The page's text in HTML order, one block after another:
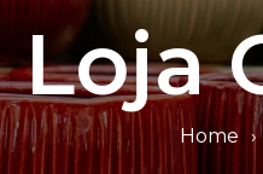
Loja
Home ›